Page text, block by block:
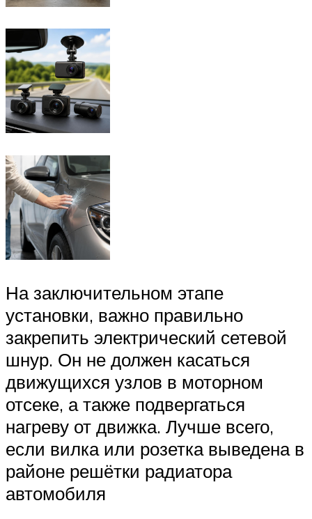
На заключительном этапе
установки, важно правильно
закрепить электрический сетевой
шнур. Он не должен касаться
движущихся узлов в моторном
отсеке, а также подвергаться
нагреву от движка. Лучше всего,
если вилка или розетка выведена в
районе решётки радиатора
автомобиля